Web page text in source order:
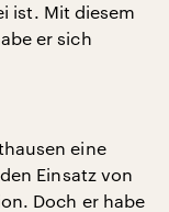
ist. Mit diesem
er sich
eine
Einsatz von
Doch er habe